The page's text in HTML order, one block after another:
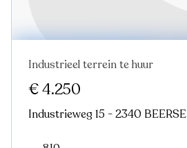
Industrieel terrein te huur
€ 4.250
Industrieweg 15 - 2340 BEERSE